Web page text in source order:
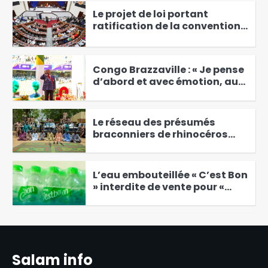
2
Le projet de loi portant
ratification de la convention
l’éducation au Sahel adopté
3
Congo Brazzaville : « Je pense
d’abord et avec émotion, au
Sassou-Nguesso
4
Le réseau des présumés
braconniers de rhinocéros
5
L’eau embouteillée « C’est Bon
» interdite de vente pour «
6
Santé : les tradipraticiens
Salam info